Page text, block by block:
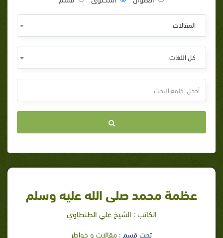
المقالات
كل اللغات
عظمة محمد صلى الله عليه وسلم
الكاتب : الشيخ علي الطنطاوي
تحت قسم : مقالات و خواطر